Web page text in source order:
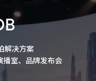
解决方案
播室、品牌发布会